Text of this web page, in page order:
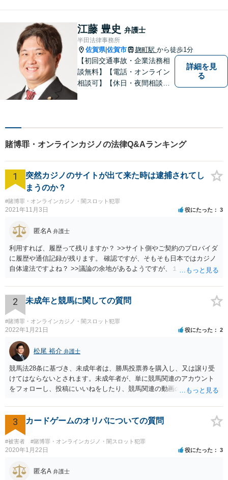
なリーガルサービスを提供い
たします。
江藤 豊史 弁護士
半田法律事務所
佐賀県|佐賀市 麹町駅 から徒歩1分
【初回交通事故・企業法務相
談無料】【電話・オンライン
相談可】【休日・夜間相談
詳細を見
る
賭博罪・オンラインカジノの法律Q&Aランキング
1
突然カジノのサイトが出て来た時は逮捕されてし
まうのか？
#賭博罪・オンラインカジノ・闇スロット犯罪
2021年11月3日 役にたった 3
匿名A 弁護士
利用すれば、履歴って残りますか？ >>サイト側やご契約のプロバイダ
に履歴や通信記録が残ります。 確認ですが、そもそも日本ではカジノ
自体違法ですよね？ >>議論の余地があるようですが、１００％合法で
2 未成年と競馬に関しての質問
#賭博罪・オンラインカジノ・闇スロット犯罪
2022年1月21日 役にたった 2
松尾 裕介 弁護士
競馬法28条に基づき、未成年者は、勝馬投票券を購入し、又は譲り受
けてはならないとされます。未成年者が、単に競馬関連のアカウント
をフォローし、投稿にいいねをしたり、競馬関連の動画のチャンネル
3 カードゲームのオリパについての質問
#被害者 #賭博罪・オンラインカジノ・闇スロット犯罪
2020年1月22日 役にたった 3
匿名A 弁護士